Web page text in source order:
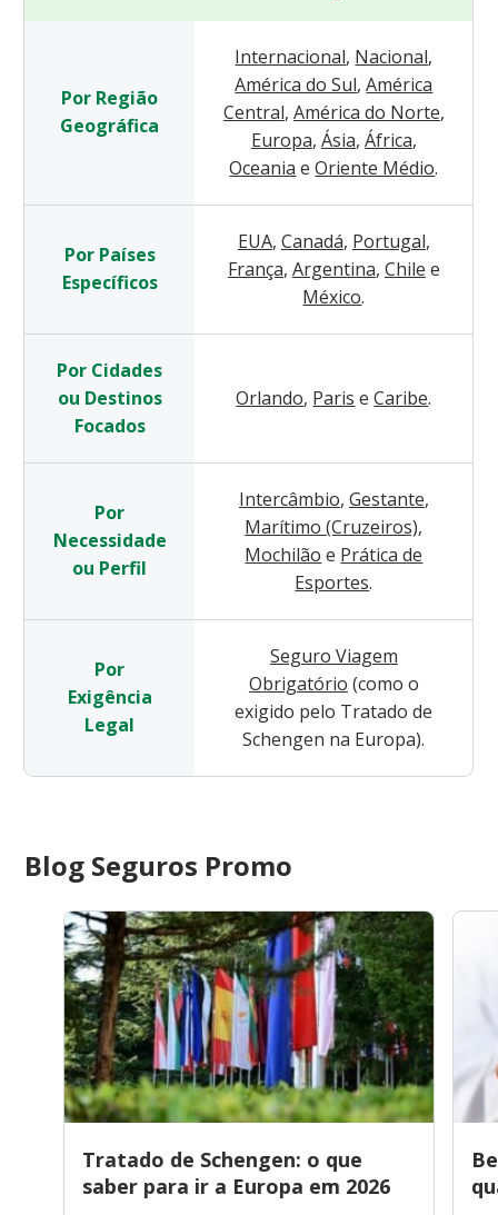
Por Região
Geográfica
Internacional, Nacional,
América do Sul, América
Central, América do Norte,
Europa, Ásia, África,
Oceania e Oriente Médio.
Por Países
Específicos
EUA, Canadá, Portugal,
França, Argentina, Chile e
México.
Por Cidades
ou Destinos
Focados
Orlando, Paris e Caribe.
Por
Necessidade
ou Perfil
Intercâmbio, Gestante,
Marítimo (Cruzeiros),
Mochilão e Prática de
Esportes.
Por
Exigência
Legal
Seguro Viagem
Obrigatório (como o
exigido pelo Tratado de
Schengen na Europa).
Blog Seguros Promo
Tratado de Schengen: o que
saber para ir a Europa em 2026